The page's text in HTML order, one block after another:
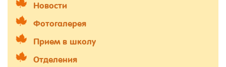
Новости
Фотогалерея
Прием в школу
Отделения